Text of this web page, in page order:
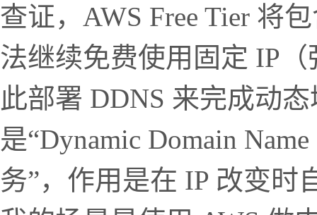
查证，AWS Free Tier 将
法继续免费使用固定 IP（
此部署 DDNS 来完成动
是“Dynamic Domain
务”，作用是在 IP 改变时